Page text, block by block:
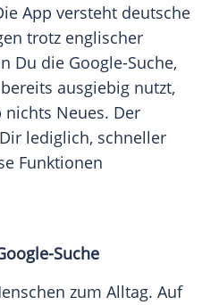
App versteht deutsche
trotz englischer
Du die Google-Suche,
ausgiebig nutzt,
Neues. Der
lediglich, schneller
Funktionen
Suche
zum Alltag. Auf